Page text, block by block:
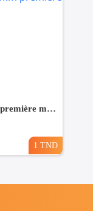
Renault Clio campus 150km première main
1 TND